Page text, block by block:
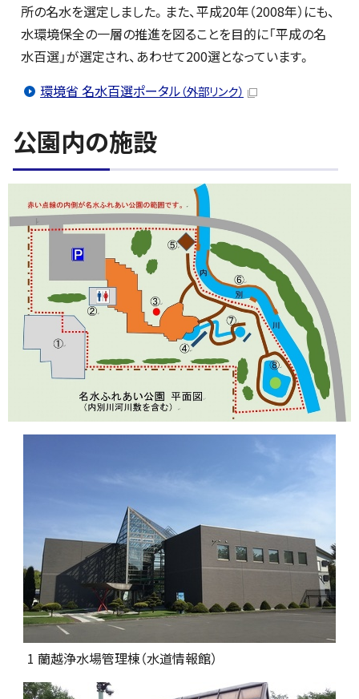
所の名水を選定しました。また、平成20年（2008年）にも、
水環境保全の一層の推進を図ることを目的に「平成の名
水百選」が選定され、あわせて200選となっています。
環境省 名水百選ポータル（外部リンク）
公園内の施設
1 蘭越浄水場管理棟（水道情報館）